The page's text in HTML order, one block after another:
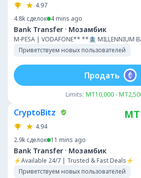
4.97
4.8k сделок 4 mins ago
Bank Transfer · Мозамбик
M-PESA | VODAFONE** **🏦 MILLENNIUM
Приветствуем новых пользователей
Limits: MT10,000 -
Продать
CryptoBitz
4.94
2.9k сделок 11 mins ago
Bank Transfer · Мозамбик
⚡Available 24/7 | Trusted & Fast Deals⚡
Приветствуем новых пользователей